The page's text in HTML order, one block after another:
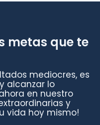
metas que te
mediocres, es
alcanzar lo
en nuestro
y
vida hoy mismo!